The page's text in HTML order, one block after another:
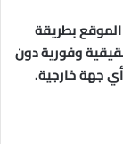
بطريقة
وفورية دون
جهة خارجية.